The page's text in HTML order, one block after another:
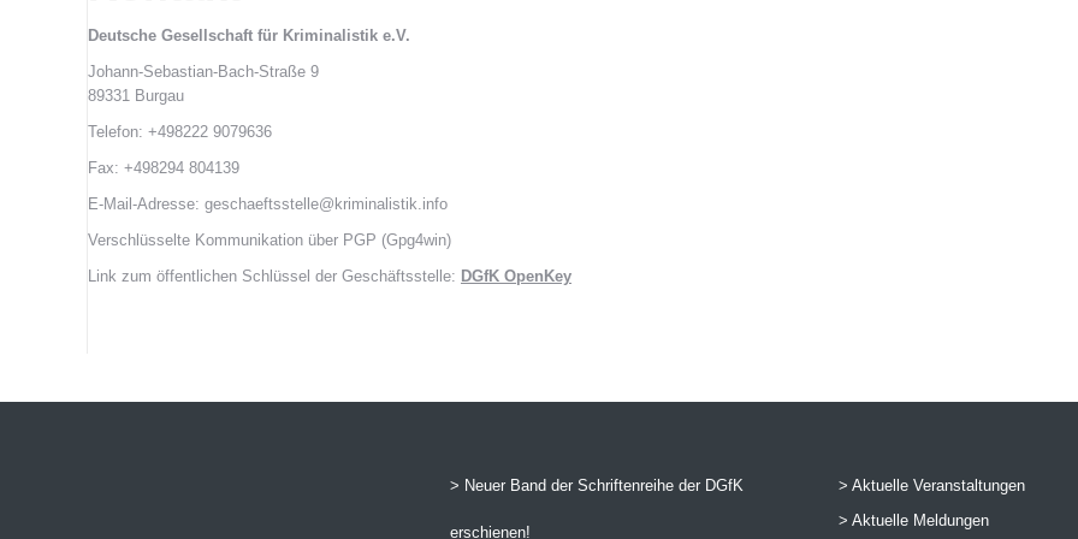
Deutsche Gesellschaft für Kriminalistik e.V.
Johann-Sebastian-Bach-Straße 9
89331 Burgau
Telefon: +498222 9079636
Fax: +498294 804139
E-Mail-Adresse: geschaeftsstelle@kriminalistik.info
Verschlüsselte Kommunikation über PGP (Gpg4win)
Link zum öffentlichen Schlüssel der Geschäftsstelle: DGfK OpenKey
> Neuer Band der Schriftenreihe der DGfK
erschienen!
> Aktuelle Veranstaltungen
> Aktuelle Meldungen